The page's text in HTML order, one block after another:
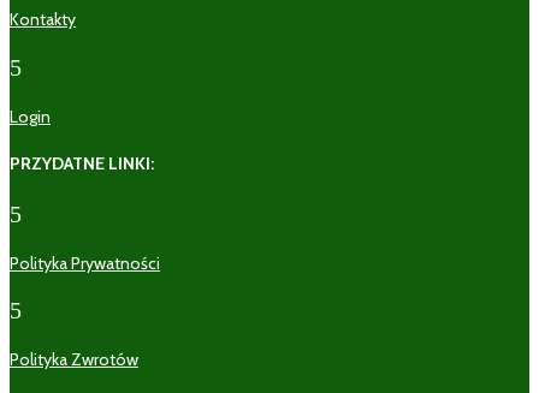
Kontakty
5
Login
PRZYDATNE LINKI:
5
Polityka Prywatności
5
Polityka Zwrotów